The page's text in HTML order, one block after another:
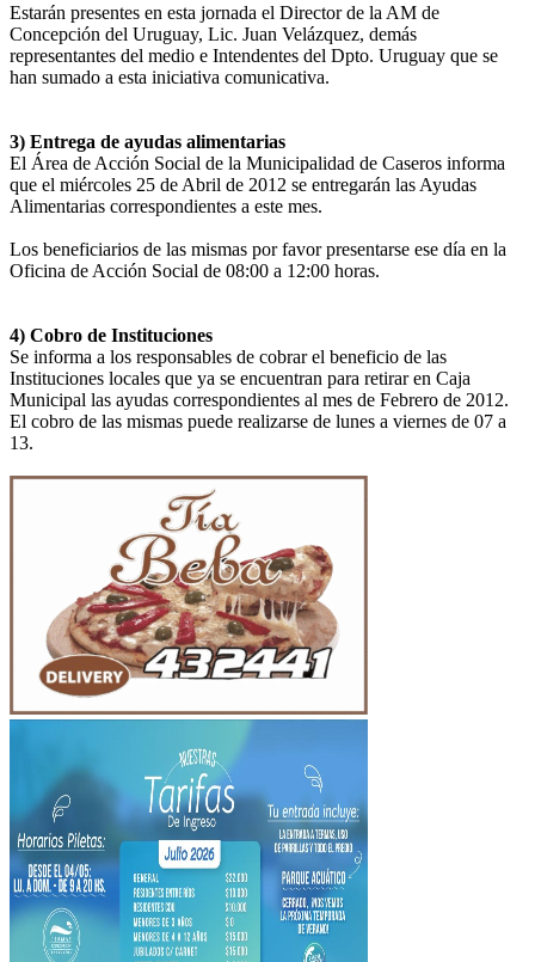
Estarán presentes en esta jornada el Director de la AM de
Concepción del Uruguay, Lic. Juan Velázquez, demás
representantes del medio e Intendentes del Dpto. Uruguay que se
han sumado a esta iniciativa comunicativa.
3) Entrega de ayudas alimentarias
El Área de Acción Social de la Municipalidad de Caseros informa
que el miércoles 25 de Abril de 2012 se entregarán las Ayudas
Alimentarias correspondientes a este mes.
Los beneficiarios de las mismas por favor presentarse ese día en la
Oficina de Acción Social de 08:00 a 12:00 horas.
4) Cobro de Instituciones
Se informa a los responsables de cobrar el beneficio de las
Instituciones locales que ya se encuentran para retirar en Caja
Municipal las ayudas correspondientes al mes de Febrero de 2012.
El cobro de las mismas puede realizarse de lunes a viernes de 07 a
13.